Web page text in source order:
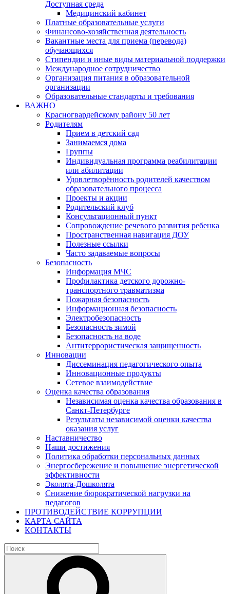
Доступная среда
Медицинский кабинет
Платные образовательные услуги
Финансово-хозяйственная деятельность
Вакантные места для приема (перевода)
обучающихся
Стипендии и иные виды материальной поддержки
Международное сотрудничество
Организация питания в образовательной
организации
Образовательные стандарты и требования
ВАЖНО
Красногвардейскому району 50 лет
Родителям
Прием в детский сад
Занимаемся дома
Группы
Индивидуальная программа реабилитации
или абилитации
Удовлетворённость родителей качеством
образовательного процесса
Проекты и акции
Родительский клуб
Консультационный пункт
Сопровождение речевого развития ребенка
Пространственная навигация ДОУ
Полезные ссылки
Часто задаваемые вопросы
Безопасность
Информация МЧС
Профилактика детского дорожно-
транспортного травматизма
Пожарная безопасность
Информационная безопасность
Электробезопасность
Безопасность зимой
Безопасность на воде
Антитеррористическая защищенность
Инновации
Диссеминация педагогического опыта
Инновационные продукты
Сетевое взаимодействие
Оценка качества образования
Независимая оценка качества образования в
Санкт-Петербурге
Результаты независимой оценки качества
оказания услуг
Наставничество
Наши достижения
Политика обработки персональных данных
Энергосбережение и повышение энергетической
эффективности
Эколята-Дошколята
Снижение бюрократической нагрузки на
педагогов
ПРОТИВОДЕЙСТВИЕ КОРРУПЦИИ
КАРТА САЙТА
КОНТАКТЫ